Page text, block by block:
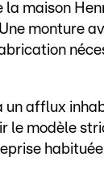
maison
monture
un afflux
le modèle